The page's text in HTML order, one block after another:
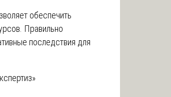
обеспечить
Правильно
последствия для